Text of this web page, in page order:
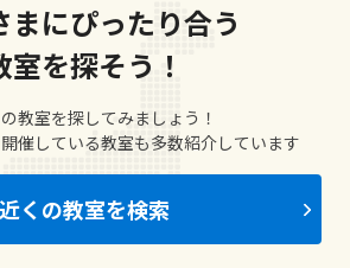
まにぴったり合う
室を探そう！
教室を探してみましょう！
催している教室も多数紹介しています
近くの教室を検索